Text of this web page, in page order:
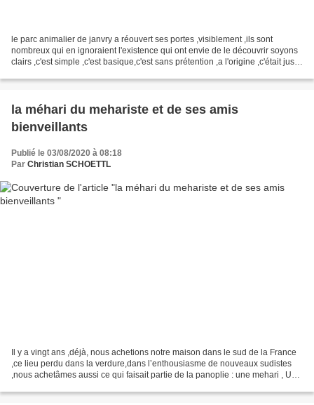
le parc animalier de janvry a réouvert ses portes ,visiblement ,ils sont
nombreux qui en ignoraient l'existence qui ont envie de le découvrir soyons
clairs ,c'est simple ,c'est basique,c'est sans prétention ,a l'origine ,c'était juste
la méhari du mehariste et de ses amis
bienveillants
Publié le 03/08/2020 à 08:18
Par Christian SCHOETTL
Il y a vingt ans ,déjà, nous achetions notre maison dans le sud de la France
,ce lieu perdu dans la verdure,dans l’enthousiasme de nouveaux sudistes
,nous achetâmes aussi ce qui faisait partie de la panoplie : une mehari , Un